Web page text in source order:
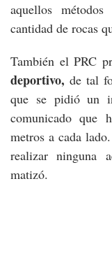
aquellos
cantidad de rocas
También el PRC
deportivo, de tal
que se pidió un
comunicado que
metros a cada
realizar ninguna
matizó.